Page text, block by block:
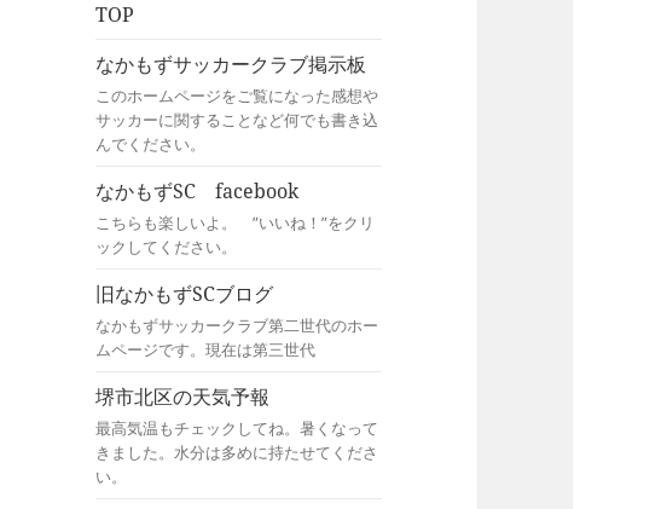
TOP
なかもずサッカークラブ掲示板
このホームページをご覧になった感想や
サッカーに関することなど何でも書き込
んでください。
なかもずSC facebook
こちらも楽しいよ。 ”いいね！”をクリ
ックしてください。
旧なかもずSCブログ
なかもずサッカークラブ第二世代のホー
ムページです。現在は第三世代
堺市北区の天気予報
最高気温もチェックしてね。暑くなって
きました。水分は多めに持たせてくださ
い。